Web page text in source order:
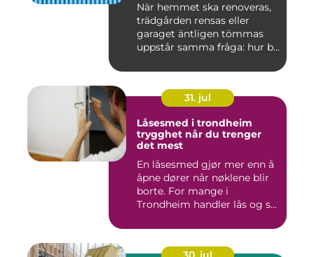
När hemmet ska renoveras,
trädgården rensas eller
garaget äntligen tömmas
uppstår samma fråga: hur b...
31. jul
Låsesmed i trondheim
trygghet når du trenger
det mest
En låsesmed gjør mer enn å
åpne dører når nøklene blir
borte. For mange i
Trondheim handler lås og s...